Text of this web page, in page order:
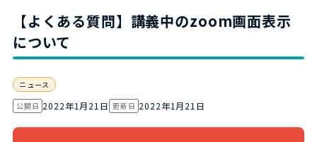
【よくある質問】講義中のzoom画面表示
について
ニュース
公開日 2022年1月21日 更新日 2022年1月21日